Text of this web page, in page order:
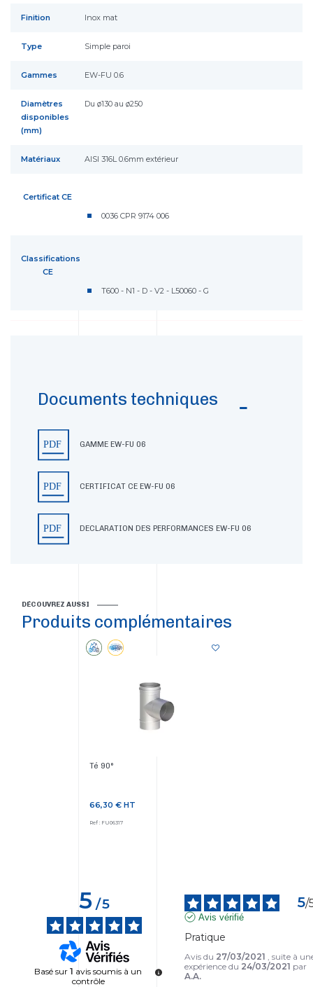
Finition Inox mat
Type Simple paroi
Gammes EW-FU 0.6
Diamètres
disponibles
(mm)
Du ø130 au ø250
Matériaux AISI 316L 0.6mm extérieur
Certificat CE
0036 CPR 9174 006
Classifications
CE
T600 - N1 - D - V2 - L50060 - G
Documents techniques
GAMME EW-FU 06
CERTIFICAT CE EW-FU 06
DECLARATION DES PERFORMANCES EW-FU 06
DÉCOUVREZ AUSSI
Produits complémentaires
Té 90°
Prix
66,30 € HT
Ref : FU06317
5/5
Basé sur 1 avis soumis à un
contrôle
5/
Avis vérifié
Pratique
Avis du 27/03/2021 , suite à
expérience du 24/03/2021 par
A.A.